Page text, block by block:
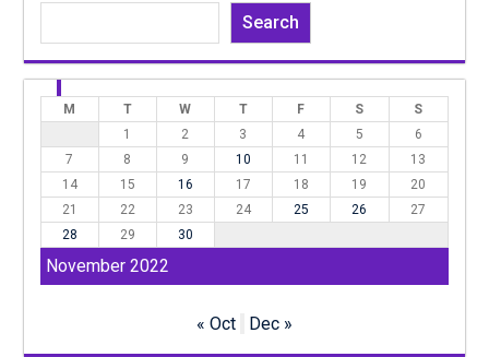
Search
November 2022
M T W T F S
S
1
2 3 4 5
6
7
8 9 10 11 12
13
14
15 16 17 18 19
20
21
22 23 24 25 26
27
28
29 30
« Oct Dec »